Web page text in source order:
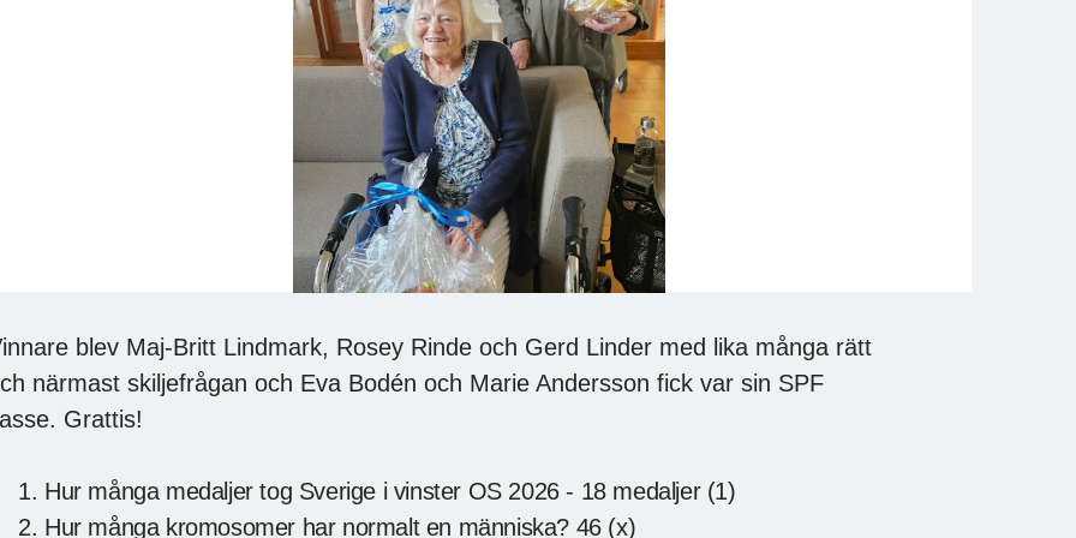
blev Maj-Britt Lindmark, Rosey Rinde och Gerd Linder med lika många rätt
närmast skiljefrågan och Eva Bodén och Marie Andersson fick var sin SPF
Grattis!
Hur många medaljer tog Sverige i vinster OS 2026 - 18 medaljer (1)
Hur många kromosomer har normalt en människa? 46 (x)